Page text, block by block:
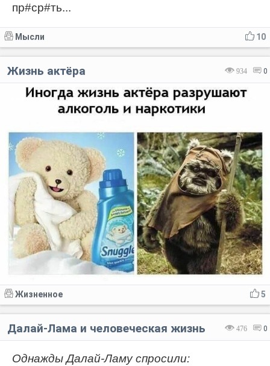
пр#ср#ть...
10
Мысли
934 0
Жизнь актёра
5
Жизненное
476 0
Далай-Лама и человеческая жизнь
Однажды Далай-Ламу спросили: